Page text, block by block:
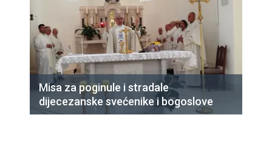
Misa za poginule i stradale
dijecezanske svećenike i bogoslove